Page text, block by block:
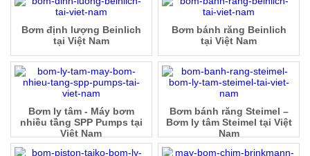
Bơm bánh răng Beinlich
tại Việt Nam
Bơm định lượng Beinlich
tại Việt Nam
Bơm bánh răng Steimel –
Bơm ly tâm Steimel tại Việt
Nam
Bơm ly tâm - Máy bơm
nhiều tầng SPP Pumps tại
Việt Nam